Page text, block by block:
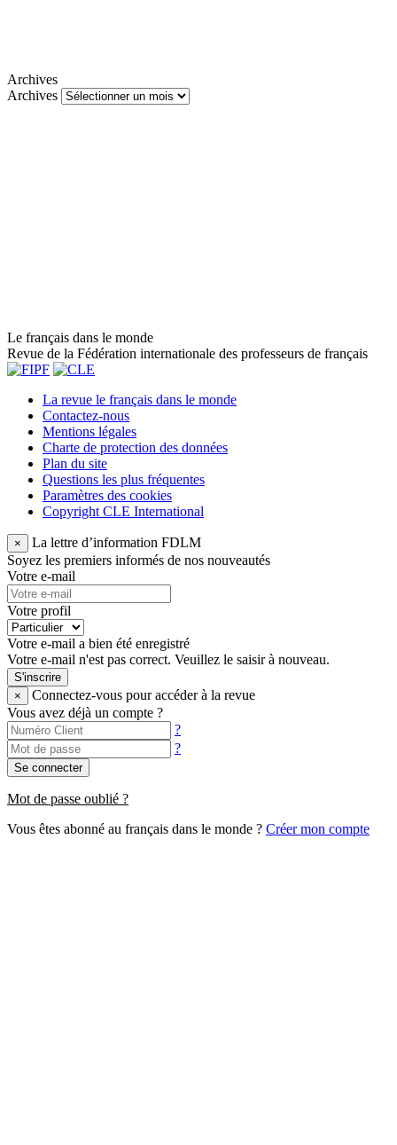
Archives
Archives
Le français dans le monde
Revue de la Fédération internationale des professeurs de français
La revue le français dans le monde
Contactez-nous
Mentions légales
Charte de protection des données
Plan du site
Questions les plus fréquentes
Paramètres des cookies
Copyright CLE International
×
La lettre d’information FDLM
Soyez les premiers informés de nos nouveautés
Votre e-mail
Votre profil
Votre e-mail a bien été enregistré
Votre e-mail n'est pas correct. Veuillez le saisir à nouveau.
S'inscrire
×
Connectez-vous pour accéder à la revue
Vous avez déjà un compte ?
?
?
Se connecter
Mot de passe oublié ?
Vous êtes abonné au français dans le monde ? Créer mon compte